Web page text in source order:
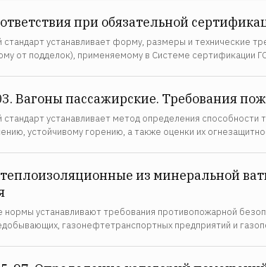
при обязательной
устанавливает форму, размеры и технические
от подделок), применяемому в Системе сертификации
Вагоны пассажирские. Требования
устанавливает метод определения способности
устойчивому горению, а также оценки их
из минеральной
нормы устанавливают требования противопожарной
газонефтетранспортных предприятий и